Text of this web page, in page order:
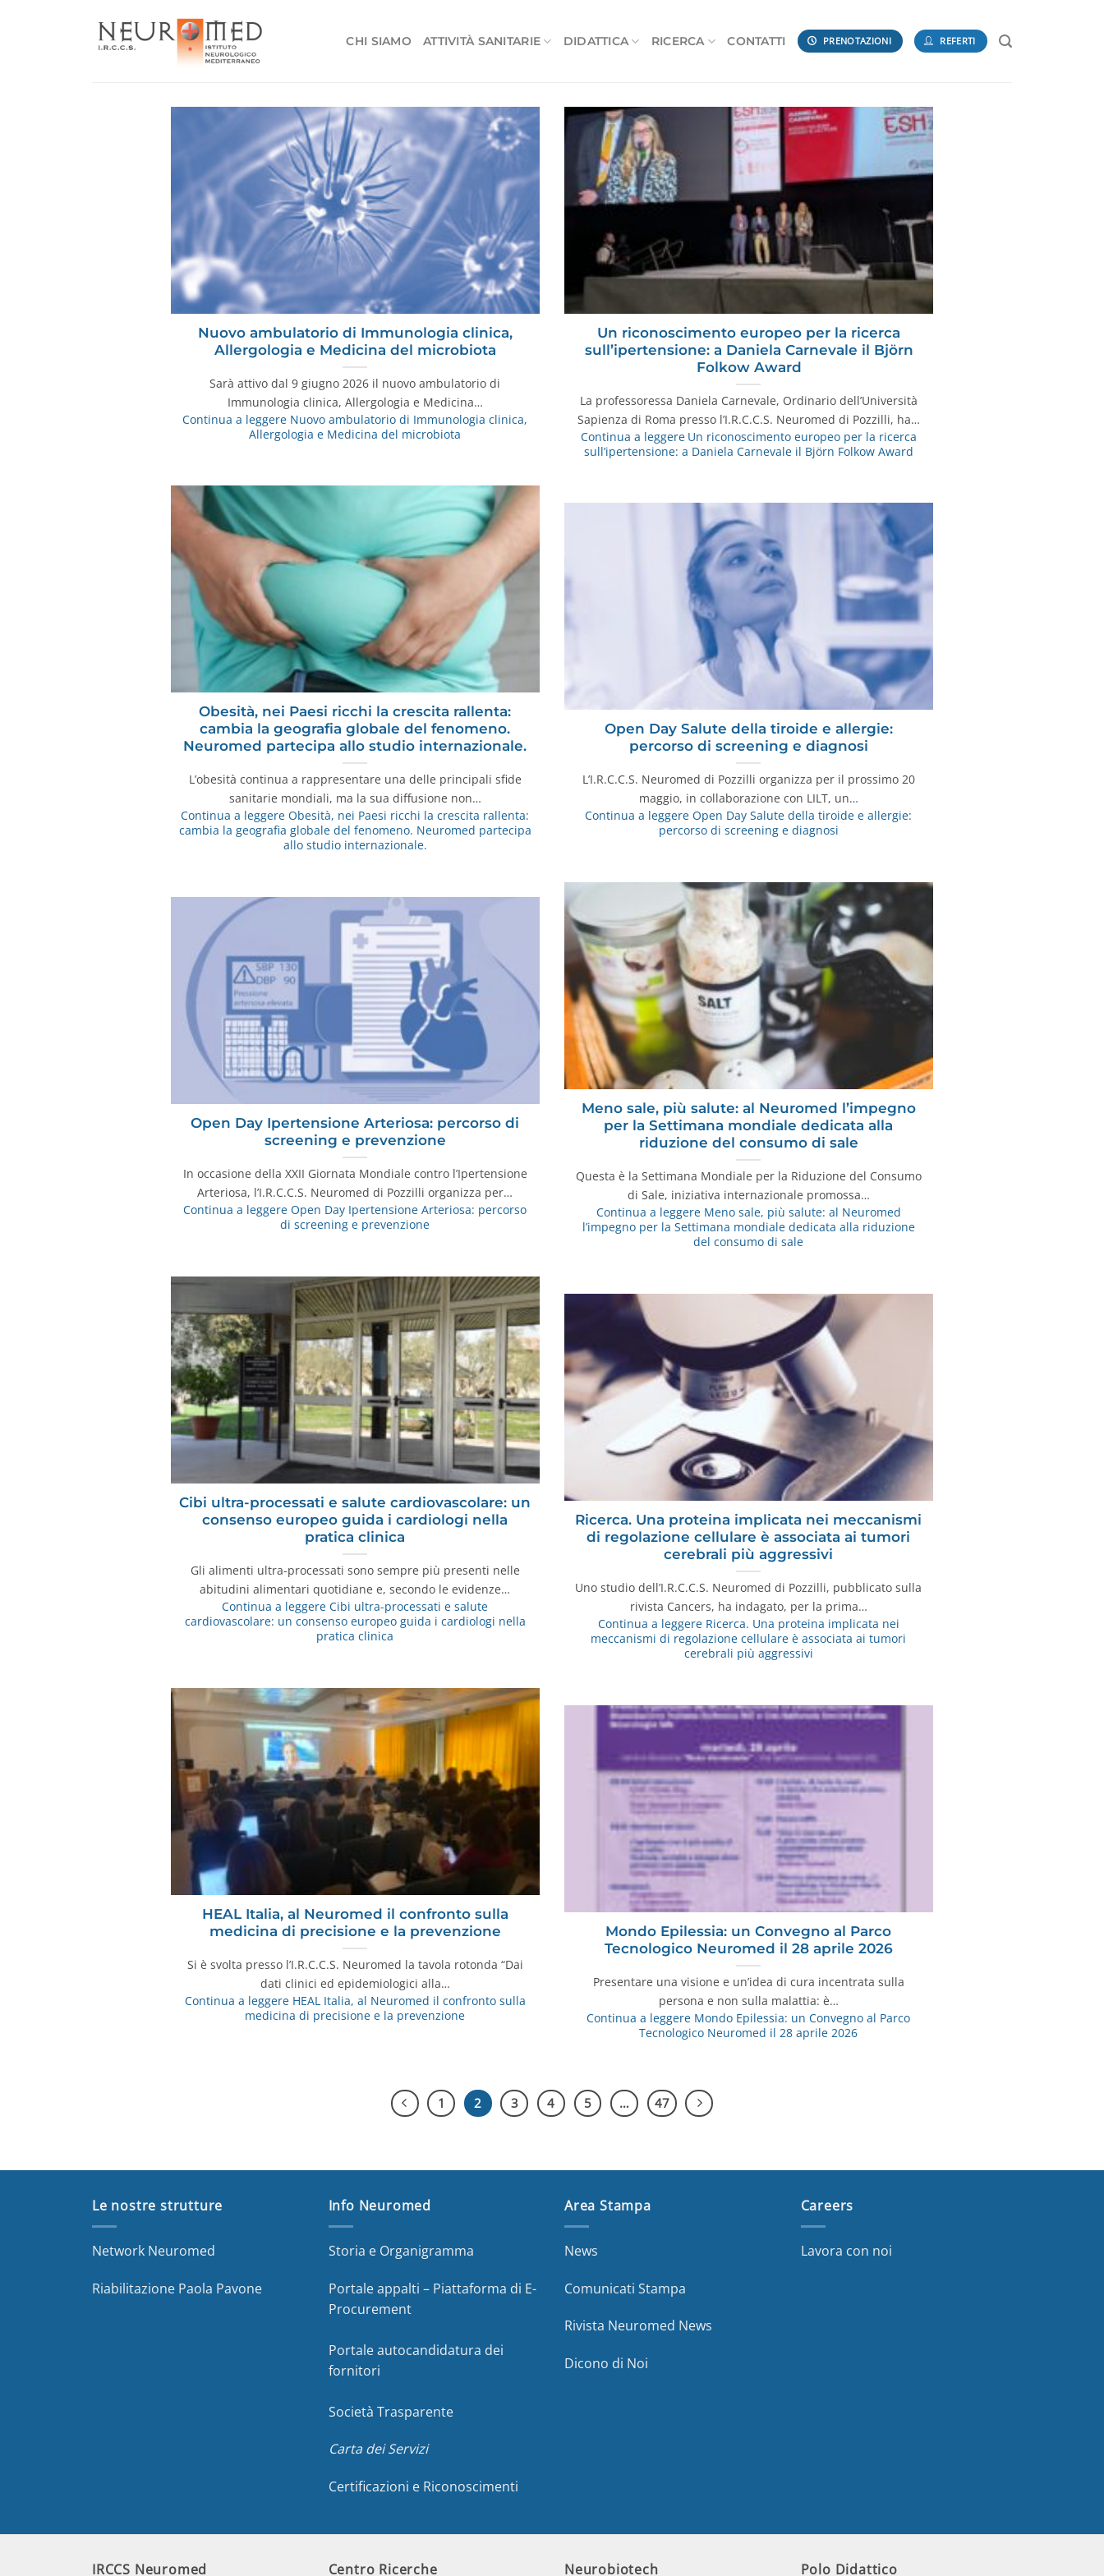
CHI SIAMO ATTIVITÀ SANITARIE DIDATTICA RICERCA CONTATTI PRENOTAZIONI REFERTI
Nuovo ambulatorio di Immunologia clinica,
Allergologia e Medicina del microbiota
Sarà attivo dal 9 giugno 2026 il nuovo ambulatorio di
Immunologia clinica, Allergologia e Medicina…
Continua a leggere Nuovo ambulatorio di Immunologia clinica,
Allergologia e Medicina del microbiota
Un riconoscimento europeo per la ricerca
sull’ipertensione: a Daniela Carnevale il Björn
Folkow Award
La professoressa Daniela Carnevale, Ordinario dell’Università
Sapienza di Roma presso l’I.R.C.C.S. Neuromed di Pozzilli, ha…
Continua a leggereUn riconoscimento europeo per la ricerca
sull’ipertensione: a Daniela Carnevale il Björn Folkow Award
Obesità, nei Paesi ricchi la crescita rallenta:
cambia la geografia globale del fenomeno.
Neuromed partecipa allo studio internazionale.
L’obesità continua a rappresentare una delle principali sfide
sanitarie mondiali, ma la sua diffusione non…
Continua a leggere Obesità, nei Paesi ricchi la crescita rallenta:
cambia la geografia globale del fenomeno. Neuromed partecipa
allo studio internazionale.
Open Day Salute della tiroide e allergie:
percorso di screening e diagnosi
L’I.R.C.C.S. Neuromed di Pozzilli organizza per il prossimo 20
maggio, in collaborazione con LILT, un…
Continua a leggere Open Day Salute della tiroide e allergie:
percorso di screening e diagnosi
Meno sale, più salute: al Neuromed l’impegno
per la Settimana mondiale dedicata alla
riduzione del consumo di sale
Questa è la Settimana Mondiale per la Riduzione del Consumo
di Sale, iniziativa internazionale promossa…
Continua a leggereMeno sale, più salute: al Neuromed
l’impegno per la Settimana mondiale dedicata alla riduzione
del consumo di sale
Open Day Ipertensione Arteriosa: percorso di
screening e prevenzione
In occasione della XXII Giornata Mondiale contro l’Ipertensione
Arteriosa, l’I.R.C.C.S. Neuromed di Pozzilli organizza per…
Continua a leggere Open Day Ipertensione Arteriosa: percorso
di screening e prevenzione
Cibi ultra-processati e salute cardiovascolare: un
consenso europeo guida i cardiologi nella
pratica clinica
Gli alimenti ultra-processati sono sempre più presenti nelle
abitudini alimentari quotidiane e, secondo le evidenze…
Continua a leggere Cibi ultra-processati e salute
cardiovascolare: un consenso europeo guida i cardiologi nella
pratica clinica
Ricerca. Una proteina implicata nei meccanismi
di regolazione cellulare è associata ai tumori
cerebrali più aggressivi
Uno studio dell’I.R.C.C.S. Neuromed di Pozzilli, pubblicato sulla
rivista Cancers, ha indagato, per la prima…
Continua a leggereRicerca. Una proteina implicata nei
meccanismi di regolazione cellulare è associata ai tumori
cerebrali più aggressivi
HEAL Italia, al Neuromed il confronto sulla
medicina di precisione e la prevenzione
Si è svolta presso l’I.R.C.C.S. Neuromed la tavola rotonda “Dai
dati clinici ed epidemiologici alla…
Continua a leggereHEAL Italia, al Neuromed il confronto sulla
medicina di precisione e la prevenzione
Mondo Epilessia: un Convegno al Parco
Tecnologico Neuromed il 28 aprile 2026
Presentare una visione e un’idea di cura incentrata sulla
persona e non sulla malattia: è…
Continua a leggere Mondo Epilessia: un Convegno al Parco
Tecnologico Neuromed il 28 aprile 2026
1 2 3 4 5 … 47
Le nostre strutture
Network Neuromed
Riabilitazione Paola Pavone
Info Neuromed
Storia e Organigramma
Portale appalti – Piattaforma di E-
Procurement
Portale autocandidatura dei
fornitori
Società Trasparente
Carta dei Servizi
Certificazioni e Riconoscimenti
Area Stampa
News
Comunicati Stampa
Rivista Neuromed News
Dicono di Noi
Careers
Lavora con noi
IRCCS Neuromed Centro Ricerche Neurobiotech Polo Didattico